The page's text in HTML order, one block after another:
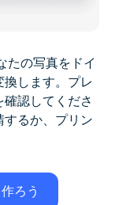
たの写真をドイ
します。プレ
認してくださ
るか、プリン
ろう